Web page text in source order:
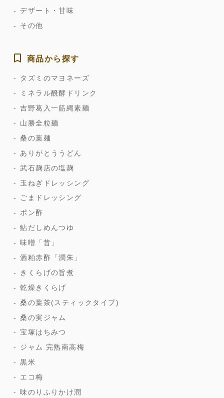
デザート・甘味
その他
商品から探す
タズミのマヨネーズ
ミネラル醗酵ドリンク
吉野葛入一筋縄素麺
山勝全粒麺
桑の葉麺
ありがとううどん
武石麹店の塩麹
玉ねぎドレッシング
ごまドレッシング
ポン酢
鮎だしめんつゆ
味噌「昔」
酒粕赤酢「潤朱」
きくらげの旨煮
乾燥きくらげ
桑の葉茶(スティックタイプ)
桑の実ジャム
宝塚はちみつ
ジャム 完熟南高梅
黒米
エコ梅
味のりふりかけ潤